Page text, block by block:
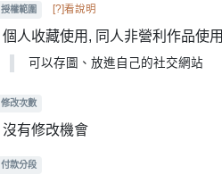
授權範圍 [?]看說明
個人收藏使用, 同人非營利作品使用
可以存圖、放進自己的社交網站
修改次數
沒有修改機會
付款分段